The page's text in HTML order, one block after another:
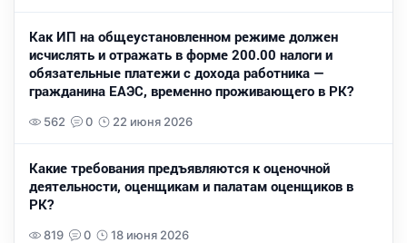
Как ИП на общеустановленном режиме должен
исчислять и отражать в форме 200.00 налоги и
обязательные платежи с дохода работника —
гражданина ЕАЭС, временно проживающего в РК?
562 0 22 июня 2026
Какие требования предъявляются к оценочной
деятельности, оценщикам и палатам оценщиков в
РК?
819 0 18 июня 2026